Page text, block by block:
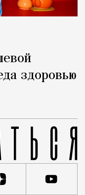
здоровью